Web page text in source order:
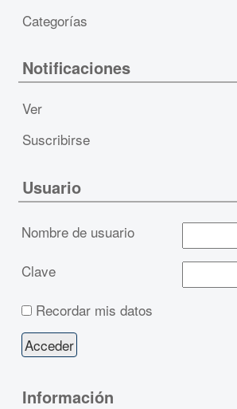
Categorías
Notificaciones
Ver
Suscribirse
Usuario
Nombre de usuario
Clave
Recordar mis datos
Información